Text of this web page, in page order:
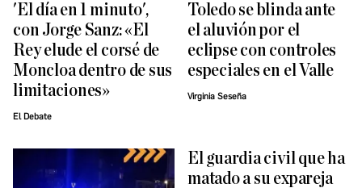
'El día en 1 minuto',
con Jorge Sanz: «El
Rey elude el corsé de
Moncloa dentro de sus
limitaciones»
El Debate
Toledo se blinda ante
el aluvión por el
eclipse con controles
especiales en el Valle
Virginia Seseña
El guardia civil que ha
matado a su expareja